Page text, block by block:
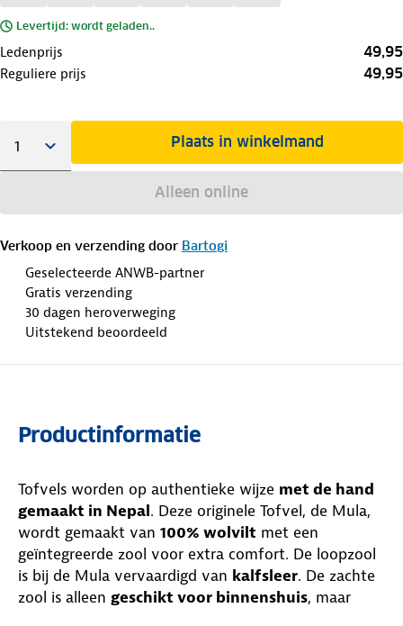
Levertijd: wordt geladen..
Ledenprijs 49,95
Reguliere prijs 49,95
Plaats in winkelmand
Alleen online
Verkoop en verzending door Bartogi
Geselecteerde ANWB-partner
Gratis verzending
30 dagen heroverweging
Uitstekend beoordeeld
Productinformatie
Tofvels worden op authentieke wijze met de hand
gemaakt in Nepal. Deze originele Tofvel, de Mula,
wordt gemaakt van 100% wolvilt met een
geïntegreerde zool voor extra comfort. De loopzool
is bij de Mula vervaardigd van kalfsleer. De zachte
zool is alleen geschikt voor binnenshuis, maar